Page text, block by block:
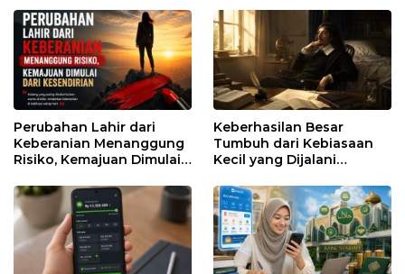
Perubahan Lahir dari
Keberanian Menanggung
Risiko, Kemajuan Dimulai
Keberhasilan Besar
Tumbuh dari Kebiasaan
Kecil yang Dijalani